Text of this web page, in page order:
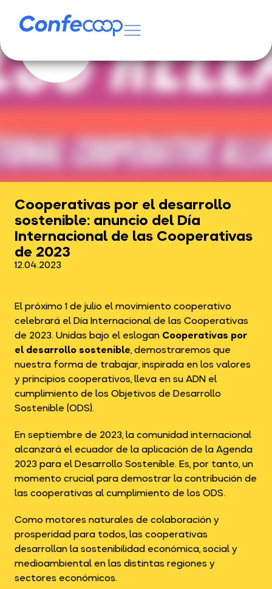
Cooperativas por el desarrollo
sostenible: anuncio del Día
Internacional de las Cooperativas
de 2023
12.04.2023
El próximo 1 de julio el movimiento cooperativo
celebrará el Día Internacional de las Cooperativas
de 2023. Unidas bajo el esloganCooperativas por
el desarrollo sostenible, demostraremos que
nuestra forma de trabajar, inspirada en los valores
y principios cooperativos, lleva en su ADN el
cumplimiento de los Objetivos de Desarrollo
Sostenible (ODS).
En septiembre de 2023, la comunidad internacional
alcanzará el ecuador de la aplicación de la Agenda
2023 para el Desarrollo Sostenible. Es, por tanto, un
momento crucial para demostrar la contribución de
las cooperativas al cumplimiento de los ODS.
Como motores naturales de colaboración y
prosperidad para todos, las cooperativas
desarrollan la sostenibilidad económica, social y
medioambiental en las distintas regiones y
sectores económicos.